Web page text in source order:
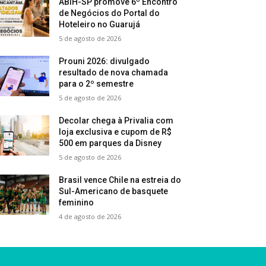
ABIH-SP promove 6º Encontro
de Negócios do Portal do
Hoteleiro no Guarujá
5 de agosto de 2026
Prouni 2026: divulgado
resultado de nova chamada
para o 2º semestre
5 de agosto de 2026
Decolar chega à Privalia com
loja exclusiva e cupom de R$
500 em parques da Disney
5 de agosto de 2026
Brasil vence Chile na estreia do
Sul-Americano de basquete
feminino
4 de agosto de 2026